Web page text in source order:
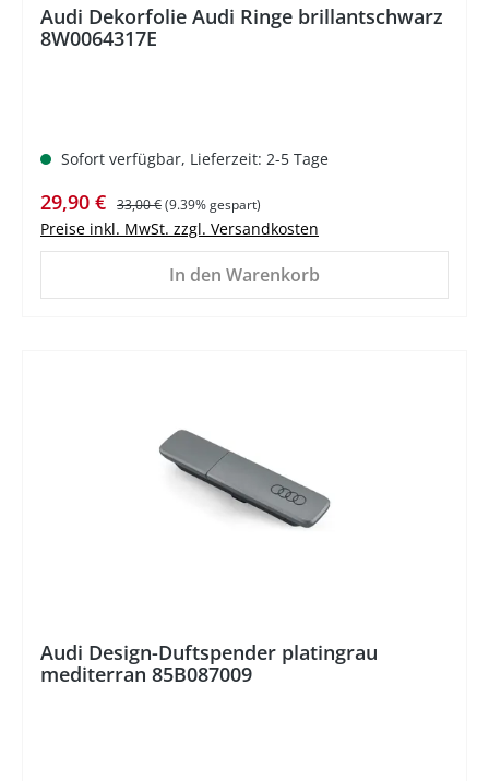
Audi Dekorfolie Audi Ringe brillantschwarz
8W0064317E
Sofort verfügbar, Lieferzeit: 2-5 Tage
Verkaufspreis:
29,90 € Regulärer Preis:
33,00 €(9.39% gespart)
Preise inkl. MwSt. zzgl. Versandkosten
In den Warenkorb
Audi Design-Duftspender platingrau
mediterran 85B087009